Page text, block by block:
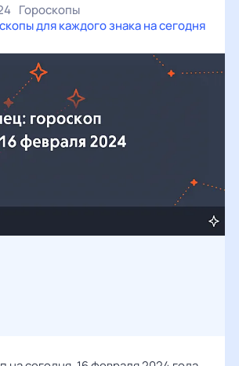
Гороскопы
для каждого знака на сегодня